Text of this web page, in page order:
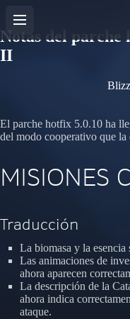
Notas del
II
El parche hotfix 5.0.10 ha
del modo cooperativo que la
MISIONES
Traducción
La biomasa y la esencia
Las animaciones de
ahora aparecen
La descripción de la
ahora indica
ataque.